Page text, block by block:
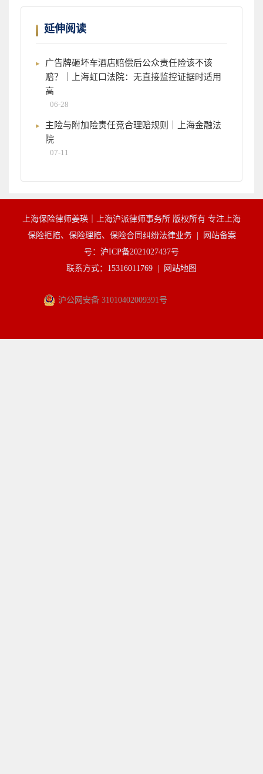
延伸阅读
广告牌砸坏车酒店赔偿后公众责任险该不该
赔？｜上海虹口法院：无直接监控证据时适用
高
06-28
主险与附加险责任竞合理赔规则｜上海金融法
院
07-11
上海保险律师姜瑛｜上海沪派律师事务所 版权所有 专注上海
保险拒赔、保险理赔、保险合同纠纷法律业务 |
网站备案
号：沪ICP备2021027437号
联系方式：15316011769 |
网站地图
沪公网安备 31010402009391号